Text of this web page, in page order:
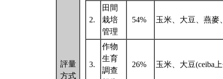
評量
方式
2.
田間
栽培
管理
54% 玉米、大豆、燕麥
3.
作物
生育
調查
26% 玉米、大豆(ceiba